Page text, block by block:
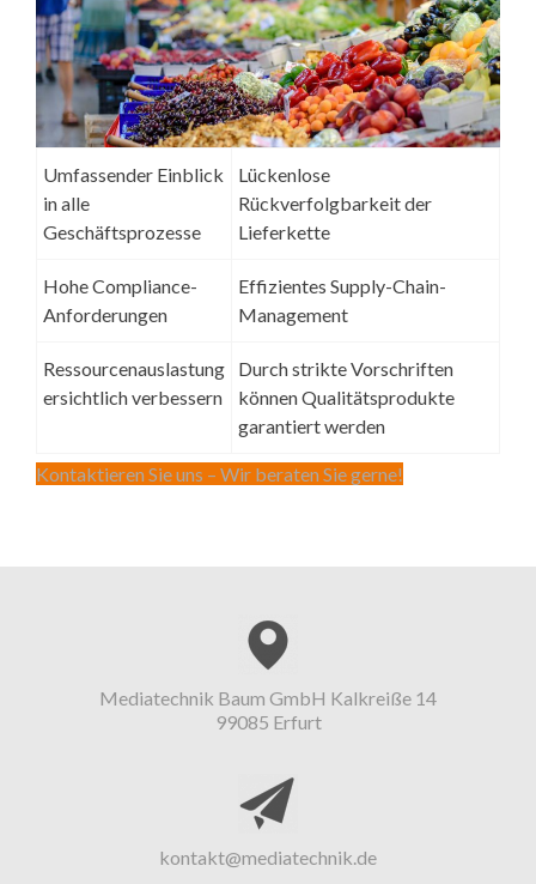
Umfassender Einblick
in alle
Geschäftsprozesse
Lückenlose
Rückverfolgbarkeit der
Lieferkette
Hohe Compliance-
Anforderungen
Effizientes Supply-Chain-
Management
Ressourcenauslastung
ersichtlich verbessern
Durch strikte Vorschriften
können Qualitätsprodukte
garantiert werden
Kontaktieren Sie uns – Wir beraten Sie gerne!
Mediatechnik Baum GmbH Kalkreiße 14
99085 Erfurt
kontakt@mediatechnik.de